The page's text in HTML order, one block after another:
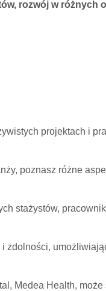
rozwój w różnych
projektach i
poznasz różne
stażystów,
zdolności,
Medea Health,